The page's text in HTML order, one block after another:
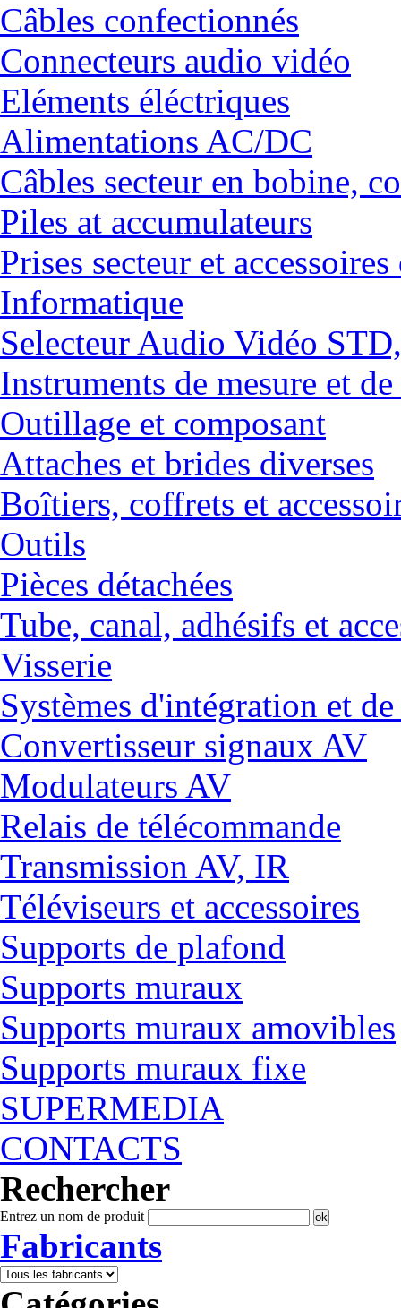
Câbles confectionnés
Connecteurs audio vidéo
Eléments éléctriques
Alimentations AC/DC
Câbles secteur en bobine,
Piles at accumulateurs
Prises secteur et
Informatique
Selecteur Audio Vidéo
Instruments de mesure et
Outillage et composant
Attaches et brides diverses
Boîtiers, coffrets et
Outils
Pièces détachées
Tube, canal, adhésifs et
Visserie
Systèmes d'intégration et
Convertisseur signaux AV
Modulateurs AV
Relais de télécommande
Transmission AV, IR
Téléviseurs et accessoires
Supports de plafond
Supports muraux
Supports muraux amovibles
Supports muraux fixe
SUPERMEDIA
CONTACTS
Rechercher
Entrez un nom de produit
Fabricants